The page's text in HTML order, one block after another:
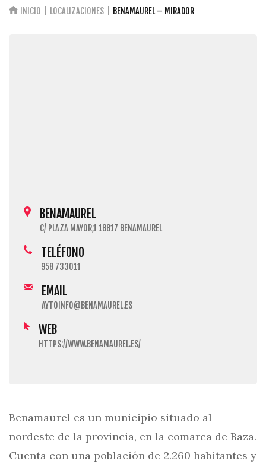
INICIO LOCALIZACIONES BENAMAUREL – MIRADOR
BENAMAUREL
C/ PLAZA MAYOR,1 18817 BENAMAUREL
TELÉFONO
958 733011
EMAIL
AYTOINFO@BENAMAUREL.ES
WEB
HTTPS://WWW.BENAMAUREL.ES/
Benamaurel es un municipio situado al
nordeste de la provincia, en la comarca de Baza.
Cuenta con una población de 2.260 habitantes y